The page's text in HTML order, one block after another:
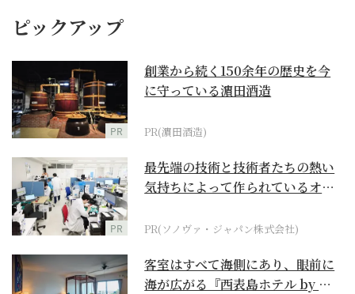
ピックアップ
PR
創業から続く150余年の歴史を今
に守っている濵田酒造
PR(濵田酒造)
PR
最先端の技術と技術者たちの熱い
気持ちによって作られているオー
PR(ソノヴァ・ジャパン株式会社)
客室はすべて海側にあり、眼前に
海が広がる『西表島ホテル by 星